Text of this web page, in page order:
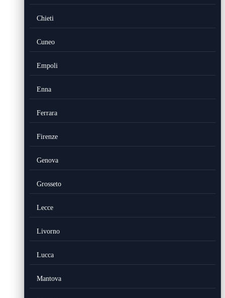
Chieti
Cuneo
Empoli
Enna
Ferrara
Firenze
Genova
Grosseto
Lecce
Livorno
Lucca
Mantova